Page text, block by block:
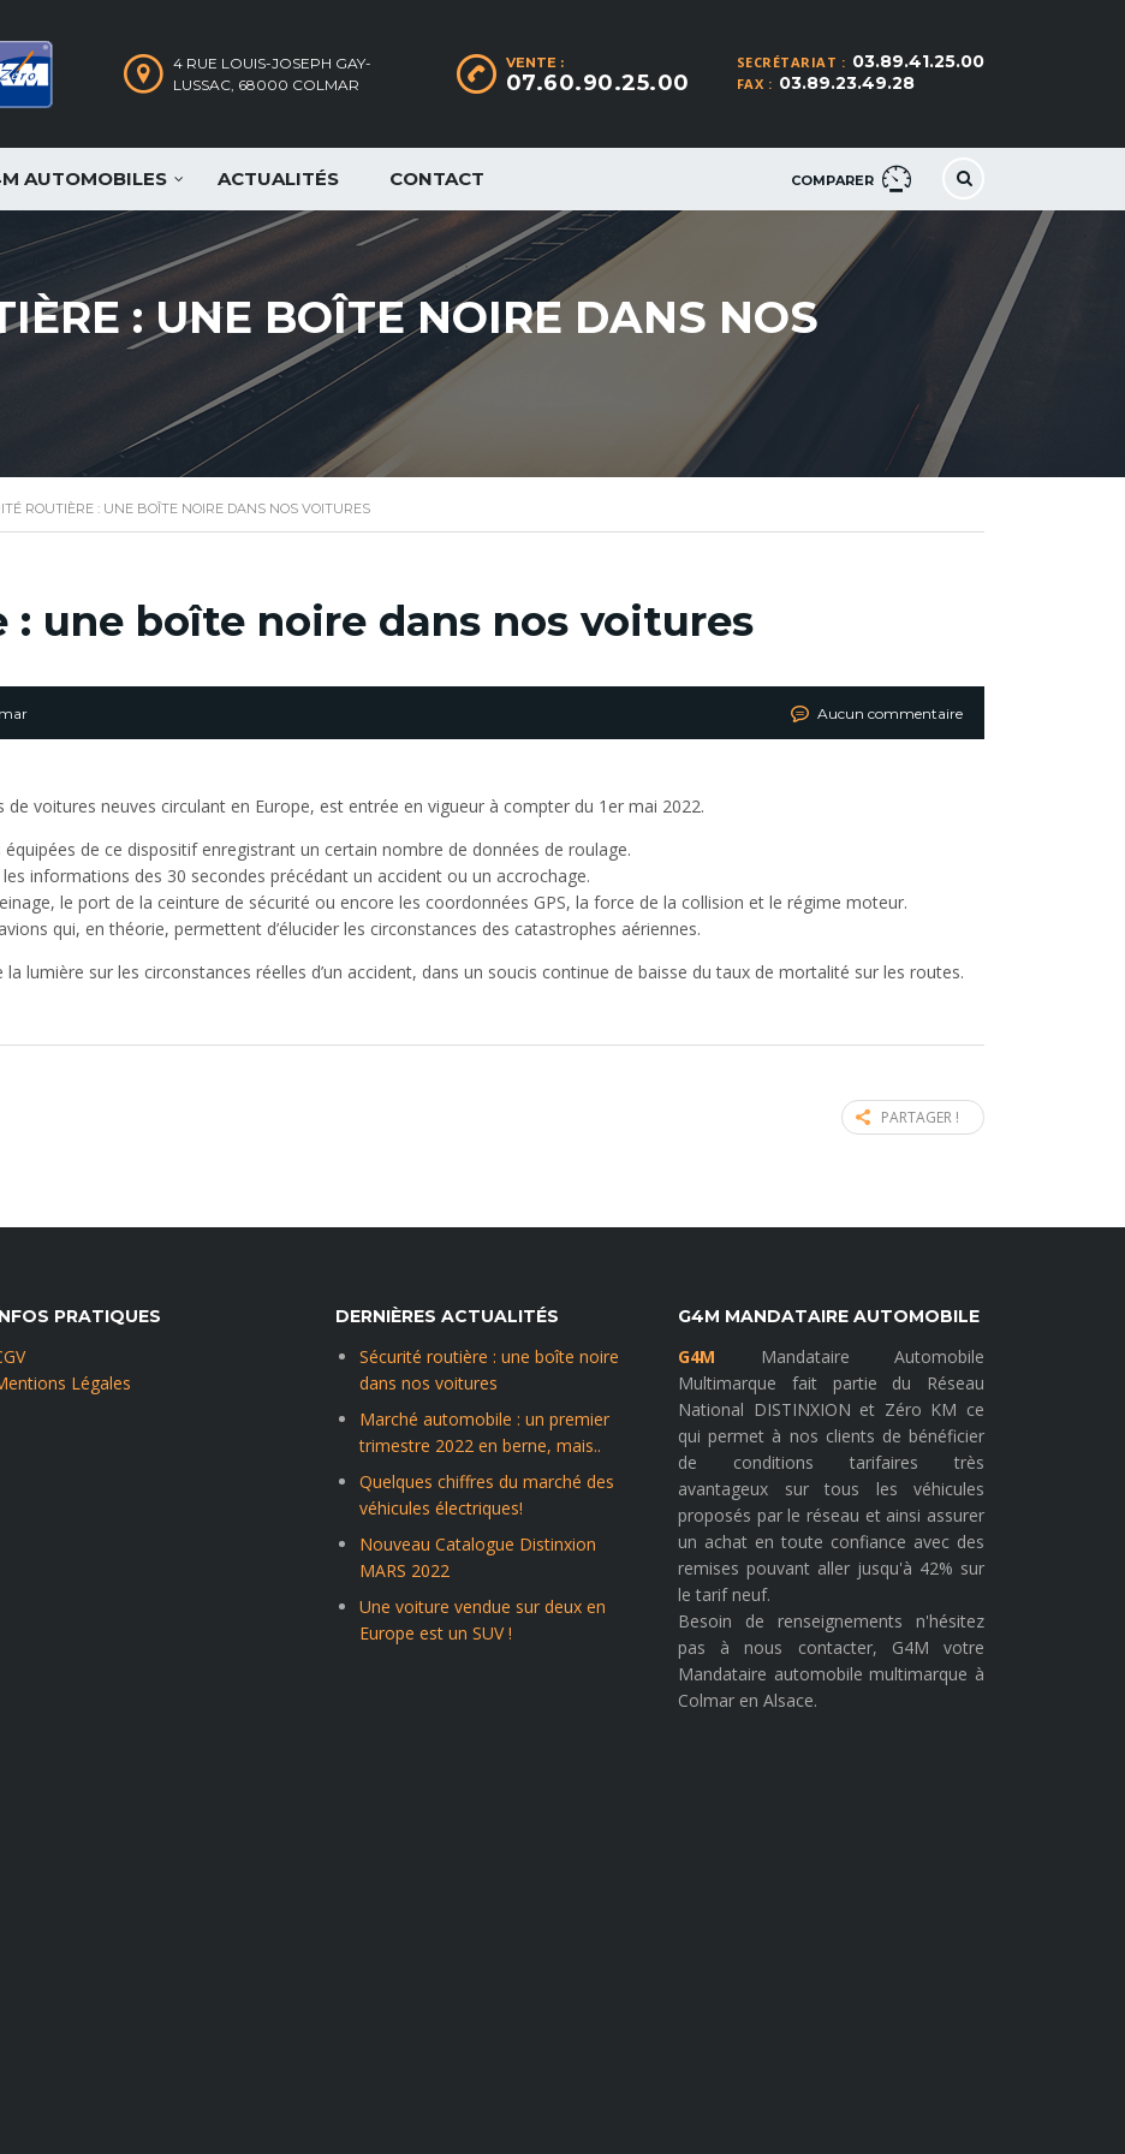
SECRÉTARIAT : 03.89.41.25.00
FAX : 03.89.23.49.28
VENTE :
07.60.90.25.00
4 RUE LOUIS-JOSEPH GAY-
LUSSAC, 68000 COLMAR
COMPARER
AUTOMOBILES ACTUALITÉS CONTACT
: UNE BOÎTE NOIRE DANS NOS
ROUTIÈRE : UNE BOÎTE NOIRE DANS NOS VOITURES
une boîte noire dans nos voitures
Aucun commentaire
voitures neuves circulant en Europe, est entrée en vigueur à compter du 1er mai 2022.
de ce dispositif enregistrant un certain nombre de données de roulage.
les informations des 30 secondes précédant un accident ou un accrochage.
le port de la ceinture de sécurité ou encore les coordonnées GPS, la force de la collision et le régime moteur.
qui, en théorie, permettent d’élucider les circonstances des catastrophes aériennes.
lumière sur les circonstances réelles d’un accident, dans un soucis continue de baisse du taux de mortalité sur les routes.
PARTAGER !
PRATIQUES
Légales
DERNIÈRES ACTUALITÉS
Sécurité routière : une boîte noire
dans nos voitures
Marché automobile : un premier
trimestre 2022 en berne, mais..
Quelques chiffres du marché des
véhicules électriques!
Nouveau Catalogue Distinxion
MARS 2022
Une voiture vendue sur deux en
Europe est un SUV !
G4M MANDATAIRE AUTOMOBILE
G4M Mandataire Automobile
Multimarque fait partie du Réseau
National DISTINXION et Zéro KM ce
qui permet à nos clients de bénéficier
de conditions tarifaires très
avantageux sur tous les véhicules
proposés par le réseau et ainsi assurer
un achat en toute confiance avec des
remises pouvant aller jusqu'à 42% sur
le tarif neuf.
Besoin de renseignements n'hésitez
pas à nous contacter, G4M votre
Mandataire automobile multimarque à
Colmar en Alsace.